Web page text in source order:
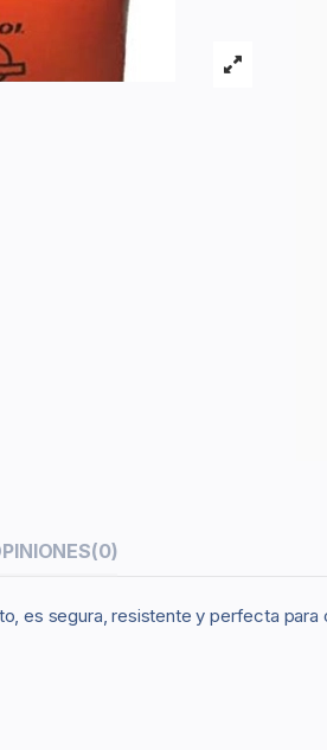
(0)
es segura, resistente y perfecta